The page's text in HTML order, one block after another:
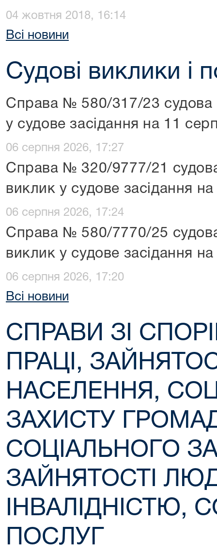
04 жовтня 2018, 16:14
Всі новини
Судові виклики і
Справа № 580/317/23 судова
у судове засідання на 11
06 серпня 2026, 17:27
Справа № 320/9777/21
виклик у судове засідання
06 серпня 2026, 17:24
Справа № 580/7770/25
виклик у судове засідання
06 серпня 2026, 17:20
Всі новини
СПРАВИ ЗІ
ПРАЦІ,
НАСЕЛЕННЯ,
ЗАХИСТУ
СОЦІАЛЬНОГО
ЗАЙНЯТОСТІ
ІНВАЛІДНІСТЮ,
ПОСЛУГ